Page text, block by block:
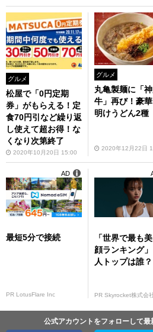
グルメ
松屋で「0円定期
券」がもらえる！定
食70円引など繰り返
し使えて超お得！な
くなり次第終了
2020年10月20日 15:00
グルメ
丸亀製麺に「
牛」再び！豪
明けうどん2種
2020年12月22日
最短5分で接続
PR LotusFlare Inc
AD
「世界で最も
顔ランキング
人トップは誰？
PR Skyrocket株式会
公式アカウントをフォローして最